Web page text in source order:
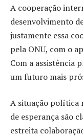
A cooperação
desenvolvimento
justamente essa
pela ONU, com o
Com a assistência
um futuro mais
A situação política
de esperança são
estreita